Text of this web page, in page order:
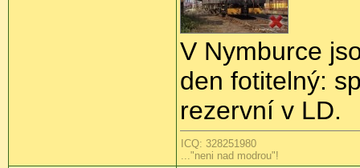
V Nymburce
den fotitelný:
rezervní v LD.
ICQ: 328251980
..."neni nad modrou"!